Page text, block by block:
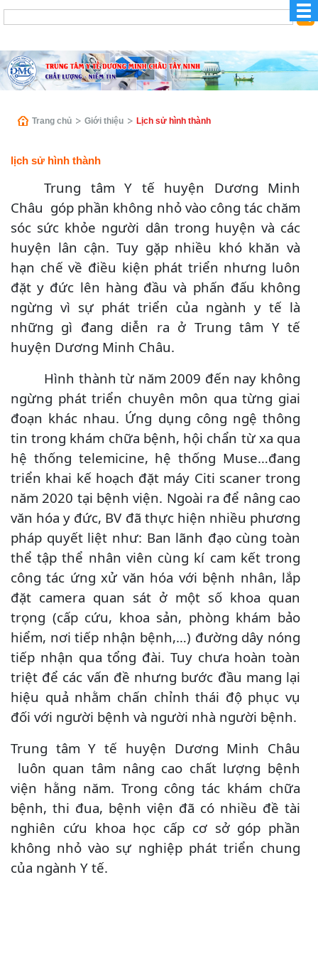
Trang chủ Giới thiệu Lịch sử hình thành
lịch sử hình thành
Trung tâm Y tế huyện Dương Minh
Châu góp phần không nhỏ vào công tác chăm
sóc sức khỏe người dân trong huyện và các
huyện lân cận. Tuy gặp nhiều khó khăn và
hạn chế về điều kiện phát triển nhưng luôn
đặt y đức lên hàng đầu và phấn đấu không
ngừng vì sự phát triển của ngành y tế là
những gì đang diễn ra ở Trung tâm Y tế
huyện Dương Minh Châu.
Hình thành từ năm 2009 đến nay không
ngừng phát triển chuyên môn qua từng giai
đoạn khác nhau. Ứng dụng công ngệ thông
tin trong khám chữa bệnh, hội chẩn từ xa qua
hệ thống telemicine, hệ thống Muse…đang
triển khai kế hoạch đặt máy Citi scaner trong
năm 2020 tại bệnh viện. Ngoài ra để nâng cao
văn hóa y đức, BV đã thực hiện nhiều phương
pháp quyết liệt như: Ban lãnh đạo cùng toàn
thể tập thể nhân viên cùng kí cam kết trong
công tác ứng xử văn hóa với bệnh nhân, lắp
đặt camera quan sát ở một số khoa quan
trọng (cấp cứu, khoa sản, phòng khám bảo
hiểm, nơi tiếp nhận bệnh,…) đường dây nóng
tiếp nhận qua tổng đài. Tuy chưa hoàn toàn
triệt để các vấn đề nhưng bước đầu mang lại
hiệu quả nhằm chấn chỉnh thái độ phục vụ
đối với người bệnh và người nhà người bệnh.
Trung tâm Y tế huyện Dương Minh Châu
luôn quan tâm nâng cao chất lượng bệnh
viện hằng năm. Trong công tác khám chữa
bệnh, thi đua, bệnh viện đã có nhiều đề tài
nghiên cứu khoa học cấp cơ sở góp phần
không nhỏ vào sự nghiệp phát triển chung
của ngành Y tế.